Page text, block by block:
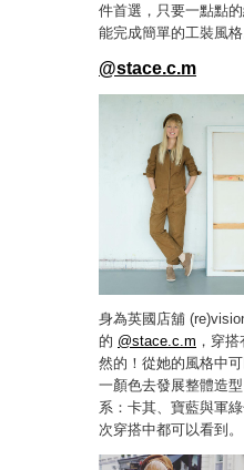
件首選，只要一點點
能完成簡單的工裝風格
@stace.c.m
身為英國店舖
的 @stace.c.m ，穿
然的！從她的風格中
一顏色去發展整體造
系：卡其、寶藍與軍
次穿搭中都可以看到。